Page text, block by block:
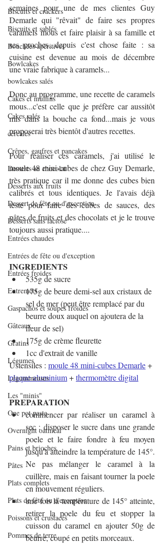
Biscuits et crackers
Biscuits et sablés
Bouchées apéritives
Bowlcakes
bowlcakes salés
Cakes et muffins
Cakes salés
céréales
Crêpes, gaufres et pancakes
Desserts au chocolat
Desserts aux fruits
Dessert de fête ou d'exception
Desserts sans lactose
Entrées chaudes
Entrées de fête ou d'exception
Entrées froides
Entremets
Gaspachos et soupes froides
Gâteaux
Gratins
Légumes
Légumineuses
Les "minis"
One pot pasta
Overnight oatmeal
Pains et brioches
Pâtes
Plats complets
Plats de fête ou d'exception
Poissons et crustacés
Pommes de terre
semaines pour une de mes clientes Guy
Demarle qui "rêvait" de faire ses propres
caramels mous et faire plaisir à sa famille et
ses proches...depuis c'est chose faite : sa
cuisine est devenue au mois de décembre
une vraie fabrique à caramels...
Donc au programme, une recette de caramels
mous...c'est celle que je préfère car aussitôt
mis dans la bouche ca fond...mais je vous
proposerai très bientôt d'autres recettes.
Pour réaliser ces caramels, j'ai utilisé le
moule 48 mini-cubes de chez Guy Demarle,
très pratique car il me donne des cubes bien
calibrés et tous identiques. Je l'avais déjà
testé pour faire des cubes de sauces, des
pâtes de fruits et des chocolats et je le trouve
toujours aussi pratique....
INGREDIENTS
535g de sucre
175g de beure demi-sel aux cristaux de
sel de mer (peut être remplacé par du
beurre doux auquel on ajoutera de la
fleur de sel)
175g de crème fleurette
1cc d'extrait de vanille
Ustensiles : moule 48 mini-cubes Demarle +
plaque aluminium + thermomètre digital
PREPARATION
commencer par réaliser un caramel à
sec : disposer le sucre dans une grande
poele et le faire fondre à feu moyen
jusqu'à atteindre la température de 145°.
Ne pas mélanger le caramel à la
cuillère, mais en faisant tourner la poele
en mouvement réguliers.
une fois la température de 145° atteinte,
retirer la poele du feu et stopper la
cuisson du caramel en ajouter 50g de
beurre, coupé en petits morceaux.